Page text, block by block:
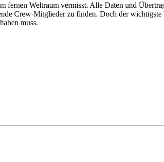
Weltraum vermisst. Alle Daten und
Crew-Mitglieder zu finden. Doch der
muss.